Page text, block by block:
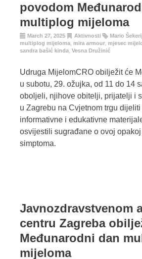
povodom
multiplog mijeloma
March 27, 2025 Aktivnosti Mario
multiplog mijeloma mira armour mjesec
sandra bašić kinda Vesna Družinić
Udruga MijelomCRO obilježit će
u subotu, 29. ožujka, od 11 do 14
oboljeli, njihove obitelji, prijatelji i
u Zagrebu na Cvjetnom trgu
informativne i edukativne
osvijestili sugrađane o ovoj
simptoma.
Javnozdravstvenom
centru Zagreba
Međunarodni dan
mijeloma